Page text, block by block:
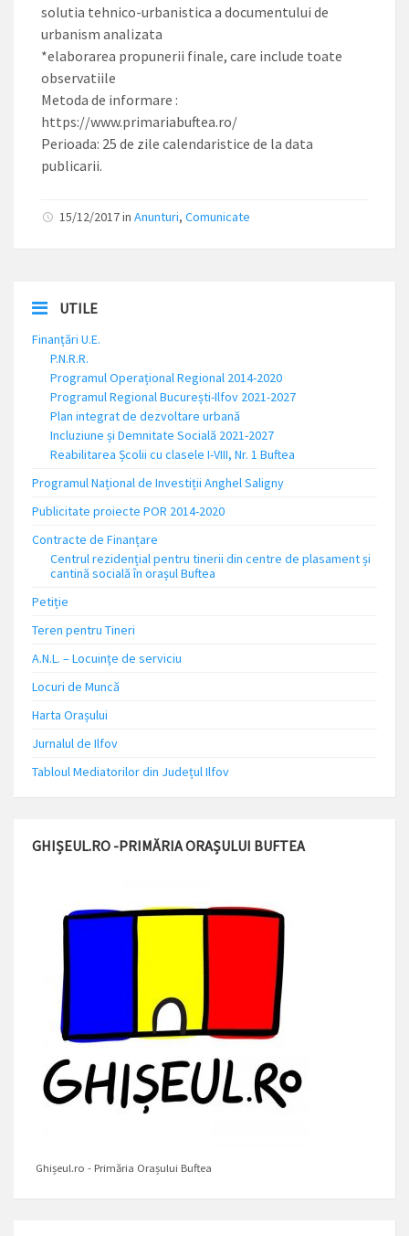
solutia tehnico-urbanistica a documentului de
urbanism analizata
*elaborarea propunerii finale, care include toate
observatiile
Metoda de informare :
https://www.primariabuftea.ro/
Perioada: 25 de zile calendaristice de la data
publicarii.
15/12/2017in Anunturi, Comunicate
UTILE
Finanțări U.E.
P.N.R.R.
Programul Operațional Regional 2014-2020
Programul Regional București-Ilfov 2021-2027
Plan integrat de dezvoltare urbană
Incluziune și Demnitate Socială 2021-2027
Reabilitarea Școlii cu clasele I-VIII, Nr. 1 Buftea
Programul Național de Investiții Anghel Saligny
Publicitate proiecte POR 2014-2020
Contracte de Finanțare
Centrul rezidențial pentru tinerii din centre de plasament și
cantină socială în orașul Buftea
Petiție
Teren pentru Tineri
A.N.L. – Locuinţe de serviciu
Locuri de Muncă
Harta Orașului
Jurnalul de Ilfov
Tabloul Mediatorilor din Județul Ilfov
GHIȘEUL.RO -PRIMĂRIA ORAȘULUI BUFTEA
Ghișeul.ro - Primăria Orașului Buftea